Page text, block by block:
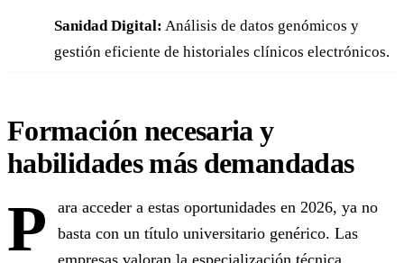
Sanidad Digital: Análisis de datos genómicos y
gestión eficiente de historiales clínicos electrónicos.
Formación necesaria y
habilidades más demandadas
P
ara acceder a estas oportunidades en 2026, ya no
basta con un título universitario genérico. Las